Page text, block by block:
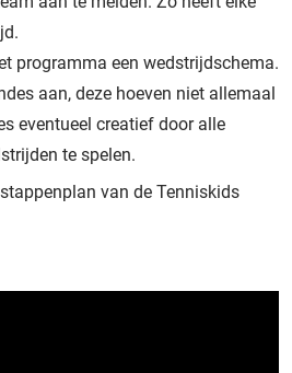
programma een wedstrijdschema.
aan, deze hoeven niet allemaal
eventueel creatief door alle
te spelen.
van de Tenniskids